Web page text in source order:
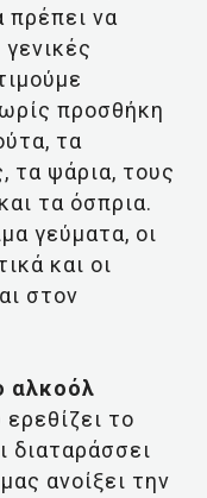
πρέπει να
προσθήκη
τα
τα ψάρια, τους
τα όσπρια.
γεύματα, οι
και οι
στον
αλκοόλ
το
διαταράσσει
ανοίξει την